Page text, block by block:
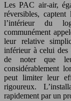
Les PAC air-air, également connues sous le nom de climatiseurs
réversibles,
l’intérieur du
communément
leur relative
inférieur à celui des
de noter que
considérablement
peut limiter leur
rigoureux.
rapidement par un